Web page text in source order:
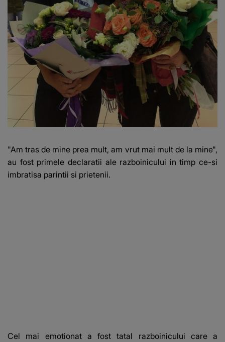
"Am tras de mine prea mult, am vrut mai mult de la mine",
au fost primele declaratii ale razboinicului in timp ce-si
imbratisa parintii si prietenii.
Cel mai emotionat a fost tatal razboinicului care a